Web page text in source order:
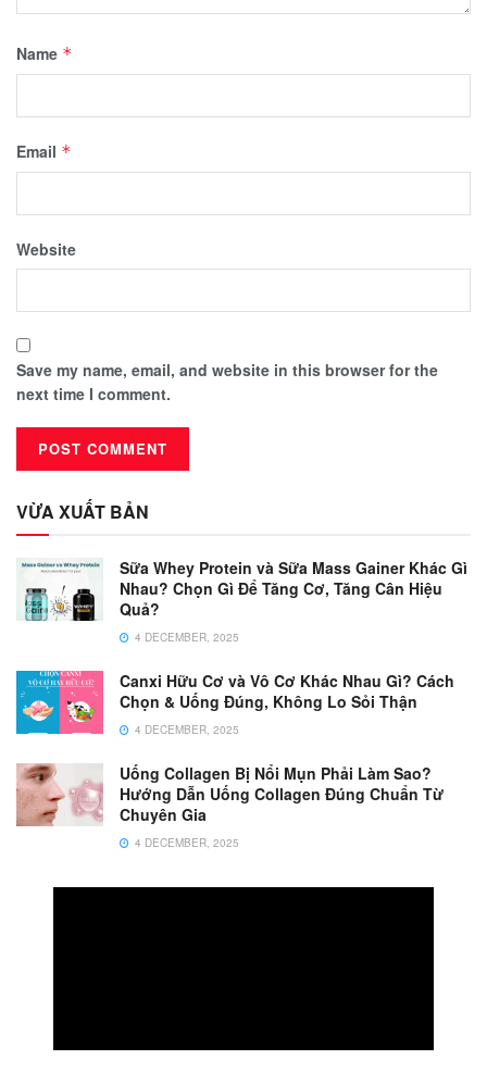
Name *
Email *
Website
Save my name, email, and website in this browser for the
next time I comment.
VỪA XUẤT BẢN
Sữa Whey Protein và Sữa Mass Gainer Khác Gì
Nhau? Chọn Gì Để Tăng Cơ, Tăng Cân Hiệu
Quả?
4 DECEMBER, 2025
Canxi Hữu Cơ và Vô Cơ Khác Nhau Gì? Cách
Chọn & Uống Đúng, Không Lo Sỏi Thận
4 DECEMBER, 2025
Uống Collagen Bị Nổi Mụn Phải Làm Sao?
Hướng Dẫn Uống Collagen Đúng Chuẩn Từ
Chuyên Gia
4 DECEMBER, 2025